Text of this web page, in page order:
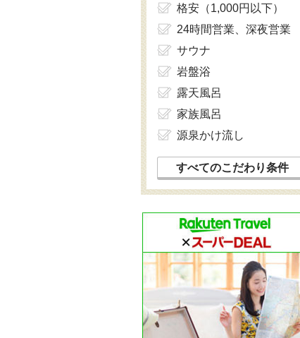
格安（1,000円以下）
24時間営業、深夜営業
サウナ
岩盤浴
露天風呂
家族風呂
源泉かけ流し
すべてのこだわり条件